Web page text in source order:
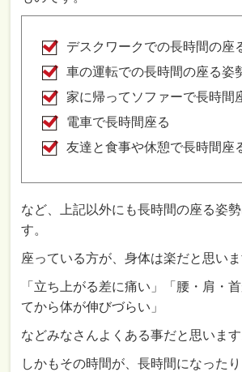
デスクワークでの長時間の座
車の運転での長時間の座る姿
家に帰ってソファーで長時間
電車で長時間座る
友達と食事や休憩で長時間座
など、上記以外にも長時間の座る姿
す。
座っている方が、身体は楽だと思い
「立ち上がる差に痛い」「腰・肩・
てから体が伸びづらい」
などみなさんよくある事だと思います
しかもその時間が、長時間になった